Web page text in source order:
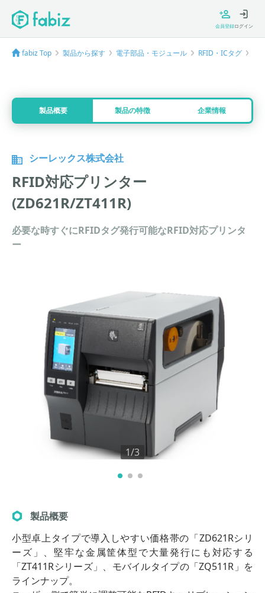
会員登録ログイン
fabiz Top 製品から探す 電子部品・モジュール RFID・ICタグ
製品概要 製品の特徴 企業情報
シーレックス株式会社
RFID対応プリンター
(ZD621R/ZT411R)
必要な時すぐにRFIDタグ発行可能なRFID対応プリンタ
ー
1/3
製品概要
小型卓上タイプで導入しやすい価格帯の「ZD621Rシリ
ーズ」、堅牢な金属筐体型で大量発行にも対応する
「ZT411Rシリーズ」、モバイルタイプの「ZQ511R」を
ラインナップ。